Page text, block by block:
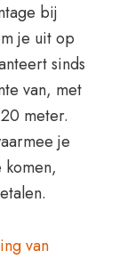
bij
je uit op
sinds
van, met
meter.
je
van